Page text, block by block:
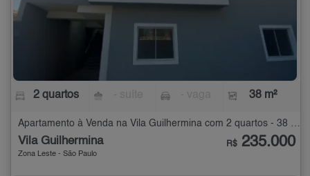
2 quartos 38 m²
Apartamento à Venda na Vila Guilhermina com 2 quartos - 38 m²
Vila Guilhermina
Zona Leste - São Paulo
R$ 235.000